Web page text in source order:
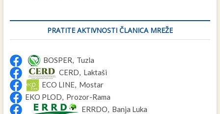
PRATITE AKTIVNOSTI ČLANICA MREŽE
BOSPER, Tuzla
CERD, Laktaši
ECO LINE, Mostar
EKO PLOD, Prozor-Rama
ERRDO, Banja Luka